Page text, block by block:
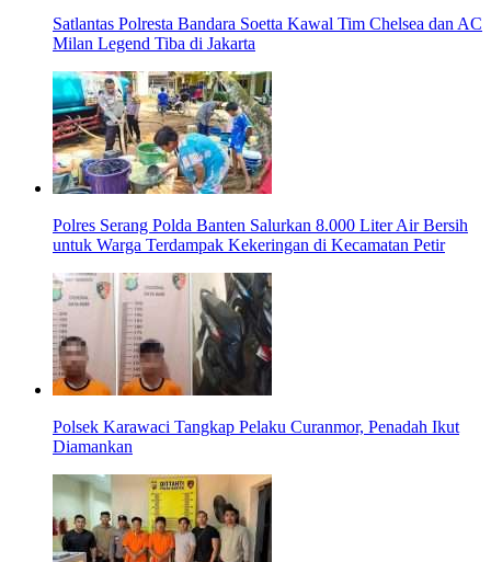
Satlantas Polresta Bandara Soetta Kawal Tim Chelsea dan AC
Milan Legend Tiba di Jakarta
Polres Serang Polda Banten Salurkan 8.000 Liter Air Bersih
untuk Warga Terdampak Kekeringan di Kecamatan Petir
Polsek Karawaci Tangkap Pelaku Curanmor, Penadah Ikut
Diamankan